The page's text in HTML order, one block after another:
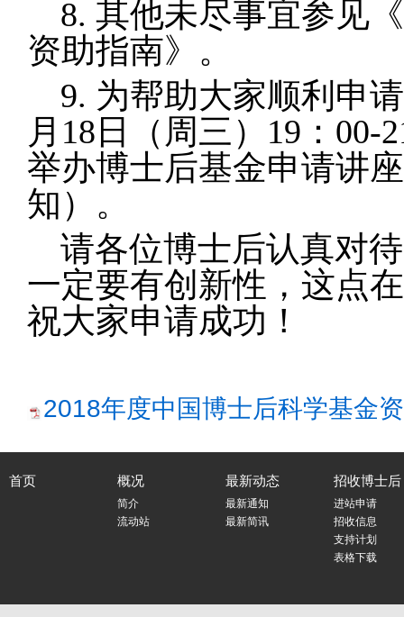
8. 其他未尽事宜参见
资助指南》。
9. 为帮助大家顺利申
月18日（周三）19：00-
举办博士后基金申请讲
知）。
请各位博士后认真对
一定要有创新性，这点
祝大家申请成功！
2018年度中国博士后科学基金
首页 概况
简介
流动站
最新动态
最新通知
最新简讯
招收博士后
进站申请
招收信息
支持计划
表格下载